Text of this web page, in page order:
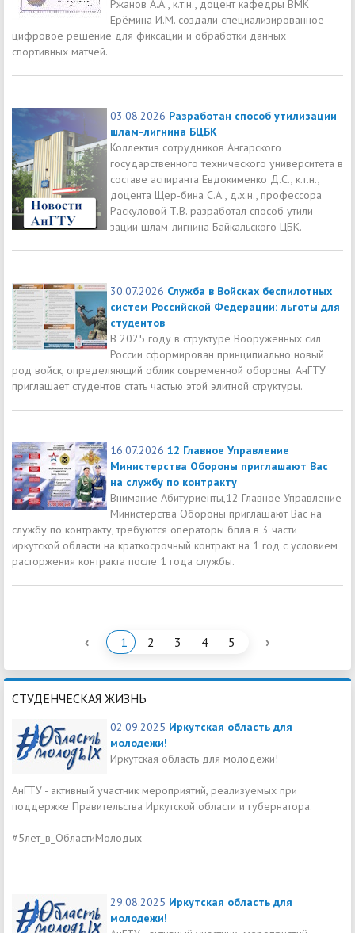
Ржанов А.А., к.т.н., доцент кафедры ВМК
Ерёмина И.М. создали специализированное
цифровое решение для фиксации и обработки данных
спортивных матчей.
03.08.2026 Разработан способ утилизации
шлам-лигнина БЦБК
Коллектив сотрудников Ангарского
государственного технического университета в
составе аспиранта Евдокименко Д.С., к.т.н.,
доцента Щер-бина С.А., д.х.н., профессора
Раскуловой Т.В. разработал способ утили-
зации шлам-лигнина Байкальского ЦБК.
30.07.2026 Служба в Войсках беспилотных
систем Российской Федерации: льготы для
студентов
В 2025 году в структуре Вооруженных сил
России сформирован принципиально новый
род войск, определяющий облик современной обороны. АнГТУ
приглашает студентов стать частью этой элитной структуры.
16.07.2026 12 Главное Управление
Министерства Обороны приглашают Вас
на службу по контракту
Внимание Абитуриенты,12 Главное Управление
Министерства Обороны приглашают Вас на
службу по контракту, требуются операторы бпла в 3 части
иркутской области на краткосрочный контракт на 1 год с условием
расторжения контракта после 1 года службы.
‹ 1 2 3 4 5 ›
СТУДЕНЧЕСКАЯ ЖИЗНЬ
02.09.2025 Иркутская область для
молодежи!
Иркутская область для молодежи!
АнГТУ - активный участник мероприятий, реализуемых при
поддержке Правительства Иркутской области и губернатора.
#5лет_в_ОбластиМолодых
29.08.2025 Иркутская область для
молодежи!